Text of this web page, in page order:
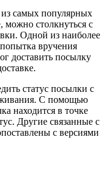
из самых популярных
можно столкнуться с
Одной из наиболее
вручения
доставить посылку
статус посылки с
С помощью
находится в точке
Другие связанные с
с версиями